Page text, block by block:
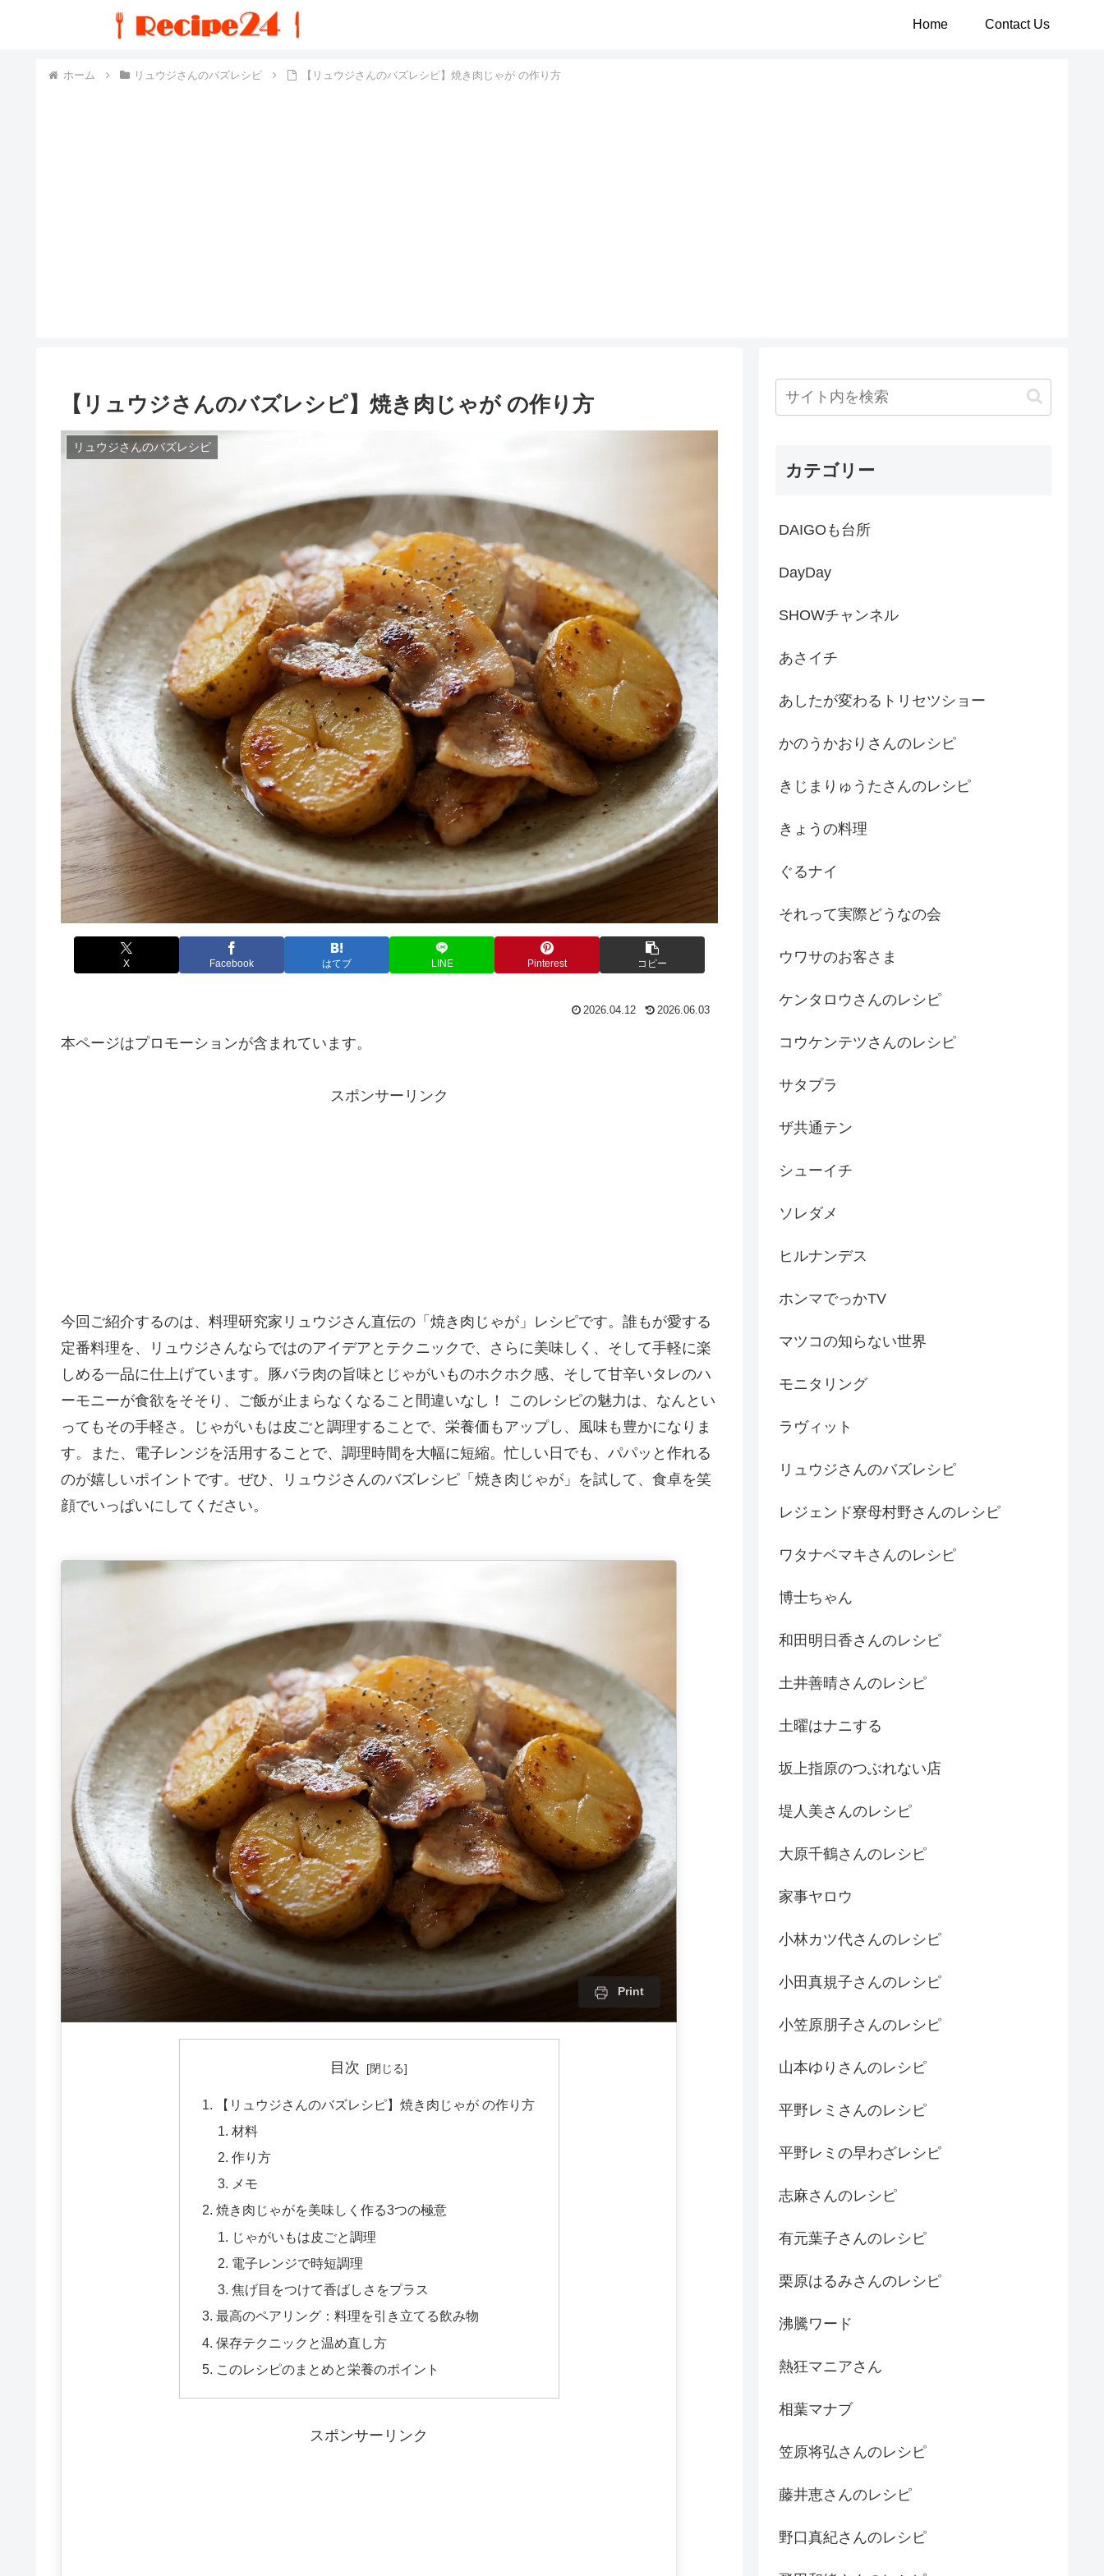
Home Contact Us
ホーム リュウジさんのバズレシピ 【リュウジさんのバズレシピ】焼き肉じゃが の作り方
【リュウジさんのバズレシピ】焼き肉じゃが の作り方
リュウジさんのバズレシピ
X Facebook はてブ LINE Pinterest コピー
2026.04.12 2026.06.03
本ページはプロモーションが含まれています。
スポンサーリンク
今回ご紹介するのは、料理研究家リュウジさん直伝の「焼き肉じゃが」レシピです。誰もが愛する
定番料理を、リュウジさんならではのアイデアとテクニックで、さらに美味しく、そして手軽に楽
しめる一品に仕上げています。豚バラ肉の旨味とじゃがいものホクホク感、そして甘辛いタレのハ
ーモニーが食欲をそそり、ご飯が止まらなくなること間違いなし！ このレシピの魅力は、なんとい
ってもその手軽さ。じゃがいもは皮ごと調理することで、栄養価もアップし、風味も豊かになりま
す。また、電子レンジを活用することで、調理時間を大幅に短縮。忙しい日でも、パパッと作れる
のが嬉しいポイントです。ぜひ、リュウジさんのバズレシピ「焼き肉じゃが」を試して、食卓を笑
顔でいっぱいにしてください。
Print
目次
【リュウジさんのバズレシピ】焼き肉じゃが の作り方
材料
作り方
メモ
焼き肉じゃがを美味しく作る3つの極意
じゃがいもは皮ごと調理
電子レンジで時短調理
焦げ目をつけて香ばしさをプラス
最高のペアリング：料理を引き立てる飲み物
保存テクニックと温め直し方
このレシピのまとめと栄養のポイント
スポンサーリンク
カテゴリー
DAIGOも台所
DayDay
SHOWチャンネル
あさイチ
あしたが変わるトリセツショー
かのうかおりさんのレシピ
きじまりゅうたさんのレシピ
きょうの料理
ぐるナイ
それって実際どうなの会
ウワサのお客さま
ケンタロウさんのレシピ
コウケンテツさんのレシピ
サタプラ
ザ共通テン
シューイチ
ソレダメ
ヒルナンデス
ホンマでっかTV
マツコの知らない世界
モニタリング
ラヴィット
リュウジさんのバズレシピ
レジェンド寮母村野さんのレシピ
ワタナベマキさんのレシピ
博士ちゃん
和田明日香さんのレシピ
土井善晴さんのレシピ
土曜はナニする
坂上指原のつぶれない店
堤人美さんのレシピ
大原千鶴さんのレシピ
家事ヤロウ
小林カツ代さんのレシピ
小田真規子さんのレシピ
小笠原朋子さんのレシピ
山本ゆりさんのレシピ
平野レミさんのレシピ
平野レミの早わざレシピ
志麻さんのレシピ
有元葉子さんのレシピ
栗原はるみさんのレシピ
沸騰ワード
熱狂マニアさん
相葉マナブ
笠原将弘さんのレシピ
藤井恵さんのレシピ
野口真紀さんのレシピ